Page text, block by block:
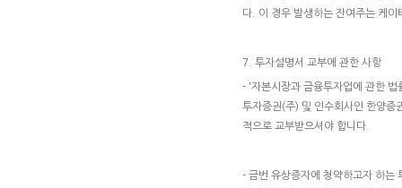
다. 이 경우 발생하는 잔여주는 케
7. 투자설명서 교부에 관한 사항
- '자본시장과 금융투자업에 관한
투자증권(주) 및 인수회사인 한양증
적으로 교부받으셔야 합니다.
- 금번 유상증자에 청약하고자 하는